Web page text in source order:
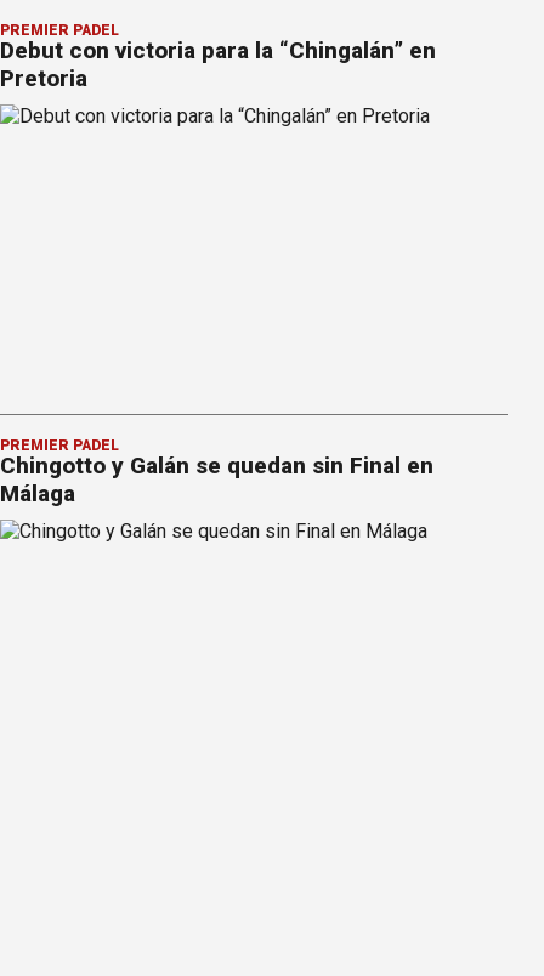
PREMIER PÁDEL
Debut con victoria para la “Chingalán” en
Pretoria
PREMIER PÁDEL
Chingotto y Galán se quedan sin Final en
Málaga